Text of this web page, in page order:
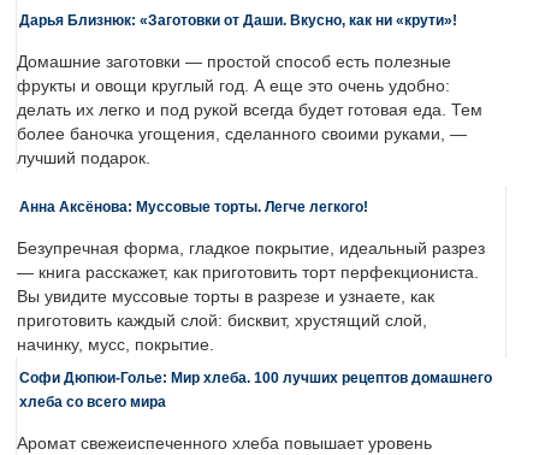
Дарья Близнюк: «Заготовки от Даши. Вкусно, как ни «крути»!
Домашние заготовки — простой способ есть полезные
фрукты и овощи круглый год. А еще это очень удобно:
делать их легко и под рукой всегда будет готовая еда. Тем
более баночка угощения, сделанного своими руками, —
лучший подарок.
Анна Аксёнова: Муссовые торты. Легче легкого!
Безупречная форма, гладкое покрытие, идеальный разрез
— книга расскажет, как приготовить торт перфекциониста.
Вы увидите муссовые торты в разрезе и узнаете, как
приготовить каждый слой: бисквит, хрустящий слой,
начинку, мусс, покрытие.
Софи Дюпюи-Голье: Мир хлеба. 100 лучших рецептов домашнего
хлеба со всего мира
Аромат свежеиспеченного хлеба повышает уровень